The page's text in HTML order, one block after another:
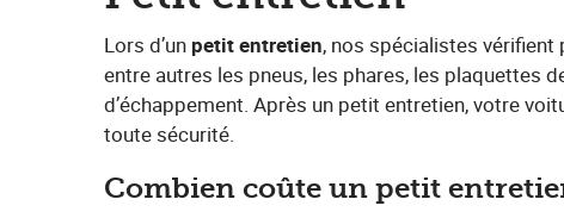
Lors d’un​ ​ petit entretien​, nos spécialistes
entre autres les pneus, les phares, les plaquettes
d’échappement. Après un petit entretien, votre
toute sécurité.
Combien coûte un petit